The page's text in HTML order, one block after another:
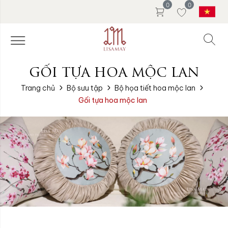
0
0
GỐI TỰA HOA MỘC LAN
Trang chủ Bộ sưu tập
Bộ họa tiết hoa mộc lan
Gối tựa hoa mộc lan